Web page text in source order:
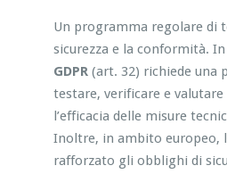
Un programma regolare di
sicurezza e la conformità.
GDPR(art. 32) richiede una
testare, verificare e
l’efficacia delle misure
Inoltre, in ambito europeo,
rafforzato gli obblighi di